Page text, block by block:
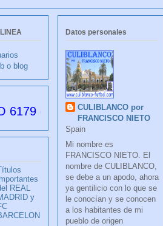
o blog
desde su creación
REAL
y
Datos personales
CULIBLANCO por
FRANCISCO NIETO
Spain
Mi nombre es
FRANCISCO NIETO. El
nombre de CULIBLANCO,
se debe a un apodo, ahora
ya gentilicio con lo que se
le conocían y se conocen
a los habitantes de mi
pueblo de origen